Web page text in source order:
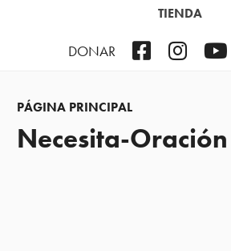
TIENDA
DONAR FacebookInstagram
PÁGINA PRINCIPAL
Necesita-Oración